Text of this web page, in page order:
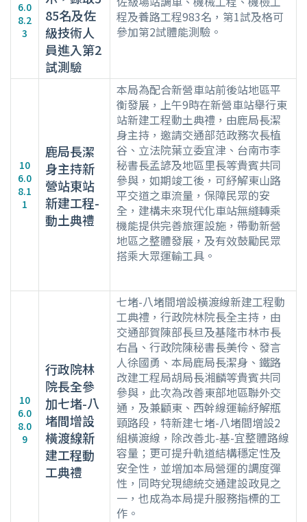
6.0
8.2
3
85名及佐
級技術人
員進入第2
試測驗
程及養路工程983名，第1試及格可
參加第2試體能測驗。
10
6.0
8.1
1
鹿局長潔
身主持新
營站東站
新建工程-
動土典禮
本局為配合新營車站前後站地區平
衡發展，上午9時在新營車站舉行東
站新建工程動土典禮，由鹿局長潔
身主持，邀請交通部范政務次長植
谷、立法院葉立委宜津、台南市李
秘書長孟諺及地區里長等貴賓共同
參與，如期竣工後，可紓解東山路
平交道之車流量，保障民眾的安
全，建構未來現代化車站無縫轉乘
機能提供完善旅運設施，帶動新營
地區之整體發展，及有效鼓勵民眾
搭乘大眾運輸工具。
10
6.0
8.0
9
行政院林
院長全參
加七堵-八
堵間增設
橫渡線新
建工程動
工典禮
七堵-八堵間增設橫渡線新建工程動
工典禮，行政院林院長全主持，由
交通部賀陳部長旦及基隆市林市長
右昌、行政院陳秘書長美伶、發言
人徐國勇、本局鹿局長潔身、鐵路
改建工程局胡局長湘麟等貴賓共同
參與，此次為改善東部地區聯外交
通，及兼顧東、西幹線運輸紓解瓶
頸路段，特新建七堵-八堵間增設2
組橫渡線，除改善北-基-宜整體路線
容量；更可提升軌道結構穩定性及
安全性，並增加本局營運的調度彈
性，同時兌現總統交通建設政見之
一，也成為本局提升服務指標的工
作。